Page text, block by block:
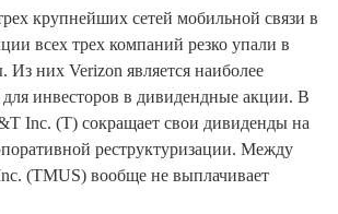
крупнейших сетей мобильной связи в
всех трех компаний резко упали в
Из них Verizon является наиболее
инвесторов в дивидендные акции. В
Inc. (T) сокращает свои дивиденды на
реструктуризации. Между
(TMUS) вообще не выплачивает